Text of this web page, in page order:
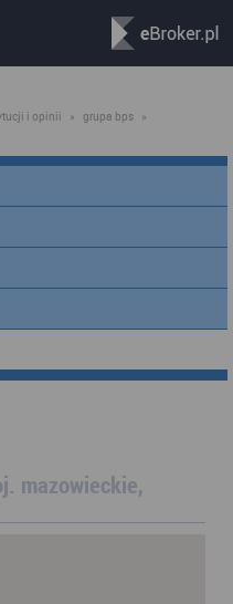
i opinii » grupa bps »
mazowieckie,